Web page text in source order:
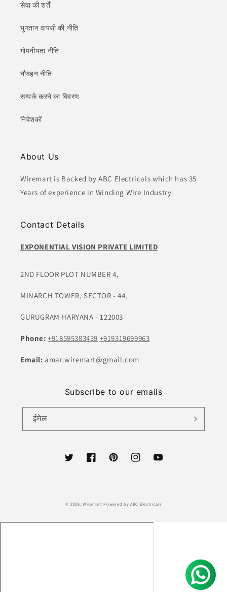
सेवा की शर्तें
भुगतान वापसी की नीति
गोपनीयता नीति
नौवहन नीति
सम्पर्क करने का विवरण
निवेशकों
About Us
Wiremart is Backed by ABC Electricals which has 35
Years of experience in Winding Wire Industry.
Contact Details
EXPONENTIAL VISION PRIVATE LIMITED
2ND FLOOR PLOT NUMBER 4,
MINARCH TOWER, SECTOR - 44,
GURUGRAM HARYANA - 122003
Phone:+918595383439 +919319699963
Email:amar.wiremart@gmail.com
Subscribe to our emails
ईमेल
ट्विटर फेसबुक PinterestInstagram
यूट्यूब
विधि
© 2026,Wiremart Powered by ABC Electricals